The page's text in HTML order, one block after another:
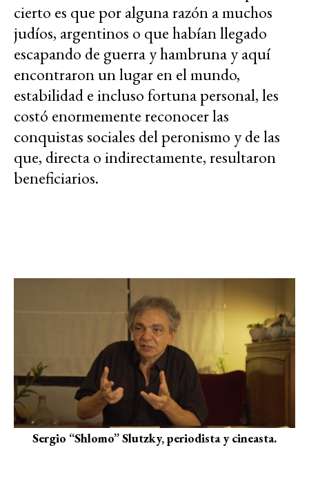
cierto es que por alguna razón a muchos
judíos, argentinos o que habían llegado
escapando de guerra y hambruna y aquí
encontraron un lugar en el mundo,
estabilidad e incluso fortuna personal, les
costó enormemente reconocer las
conquistas sociales del peronismo y de las
que, directa o indirectamente, resultaron
beneficiarios.
Sergio “Shlomo” Slutzky, periodista y cineasta.